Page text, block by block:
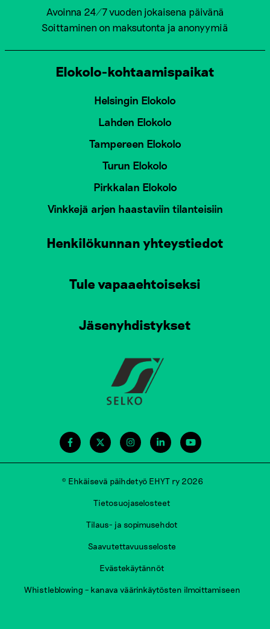
Avoinna 24/7 vuoden jokaisena päivänä
Soittaminen on maksutonta ja anonyymiä
Elokolo-kohtaamispaikat
Helsingin Elokolo
Lahden Elokolo
Tampereen Elokolo
Turun Elokolo
Pirkkalan Elokolo
Vinkkejä arjen haastaviin tilanteisiin
Henkilökunnan yhteystiedot
Tule vapaaehtoiseksi
Jäsenyhdistykset
© Ehkäisevä päihdetyö EHYT ry 2026
Tietosuojaselosteet
Tilaus- ja sopimusehdot
Saavutettavuusseloste
Evästekäytännöt
Whistleblowing – kanava väärinkäytösten ilmoittamiseen